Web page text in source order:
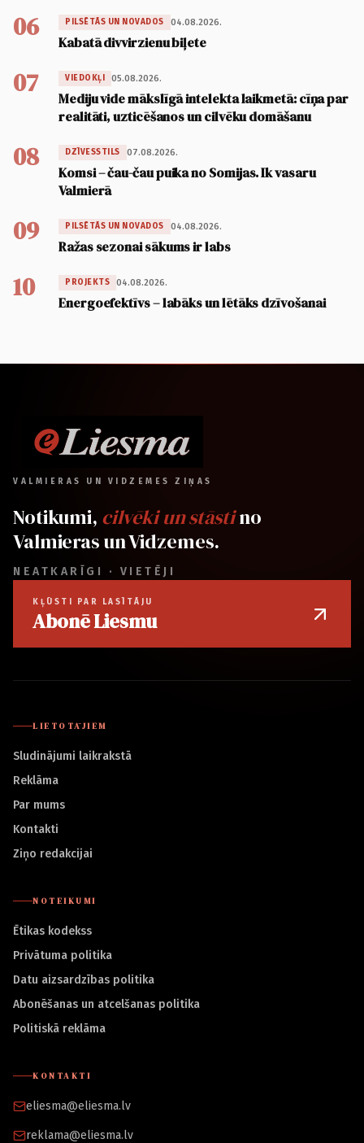
06 PILSĒTĀS UN NOVADOS 04.08.2026.
Kabatā divvirzienu biļete
07 VIEDOKĻI 05.08.2026.
Mediju vide mākslīgā intelekta laikmetā: cīņa par
realitāti, uzticēšanos un cilvēku domāšanu
08 DZĪVESSTILS 07.08.2026.
Komsi – čau-čau puika no Somijas. Ik vasaru
Valmierā
09 PILSĒTĀS UN NOVADOS 04.08.2026.
Ražas sezonai sākums ir labs
10 PROJEKTS 04.08.2026.
Energoefektīvs – labāks un lētāks dzīvošanai
VALMIERAS UN VIDZEMES ZIŅAS
Notikumi, cilvēki un stāstino
Valmieras un Vidzemes.
NEATKARĪGI · VIETĒJI
KĻŪSTI PAR LASĪTĀJU
Abonē Liesmu
LIETOTĀJIEM
Sludinājumi laikrakstā
Reklāma
Par mums
Kontakti
Ziņo redakcijai
NOTEIKUMI
Ētikas kodekss
Privātuma politika
Datu aizsardzības politika
Abonēšanas un atcelšanas politika
Politiskā reklāma
KONTAKTI
eliesma@eliesma.lv
reklama@eliesma.lv